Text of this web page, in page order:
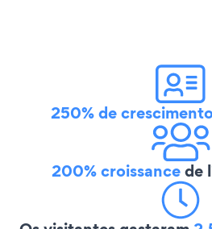
250% de
200% croissancede